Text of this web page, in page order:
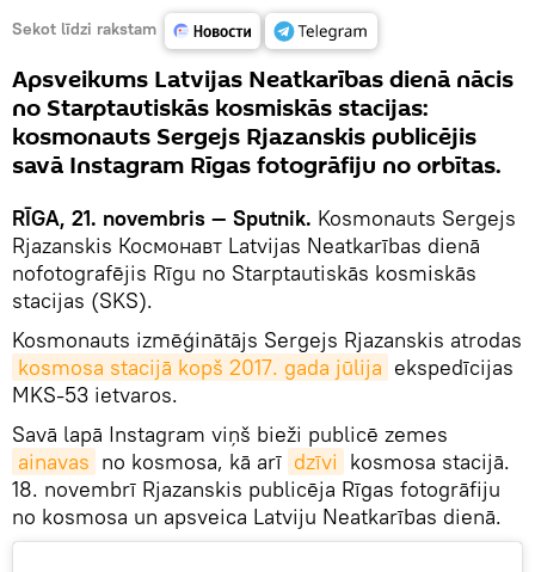
Sekot līdzi rakstam
Apsveikums Latvijas Neatkarības dienā nācis
no Starptautiskās kosmiskās stacijas:
kosmonauts Sergejs Rjazanskis publicējis
savā Instagram Rīgas fotogrāfiju no orbītas.
RĪGA, 21. novembris — Sputnik. Kosmonauts Sergejs
Rjazanskis Космонавт Latvijas Neatkarības dienā
nofotografējis Rīgu no Starptautiskās kosmiskās
stacijas (SKS).
Kosmonauts izmēģinātājs Sergejs Rjazanskis atrodas
kosmosa stacijā kopš 2017. gada jūlija ekspedīcijas
MKS-53 ietvaros.
Savā lapā Instagram viņš bieži publicē zemes
ainavas no kosmosa, kā arī dzīvi kosmosa stacijā.
18. novembrī Rjazanskis publicēja Rīgas fotogrāfiju
no kosmosa un apsveica Latviju Neatkarības dienā.